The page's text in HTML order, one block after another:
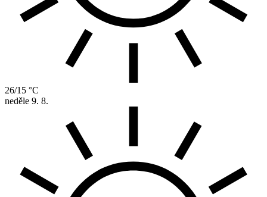
26/15 °C
neděle 9. 8.